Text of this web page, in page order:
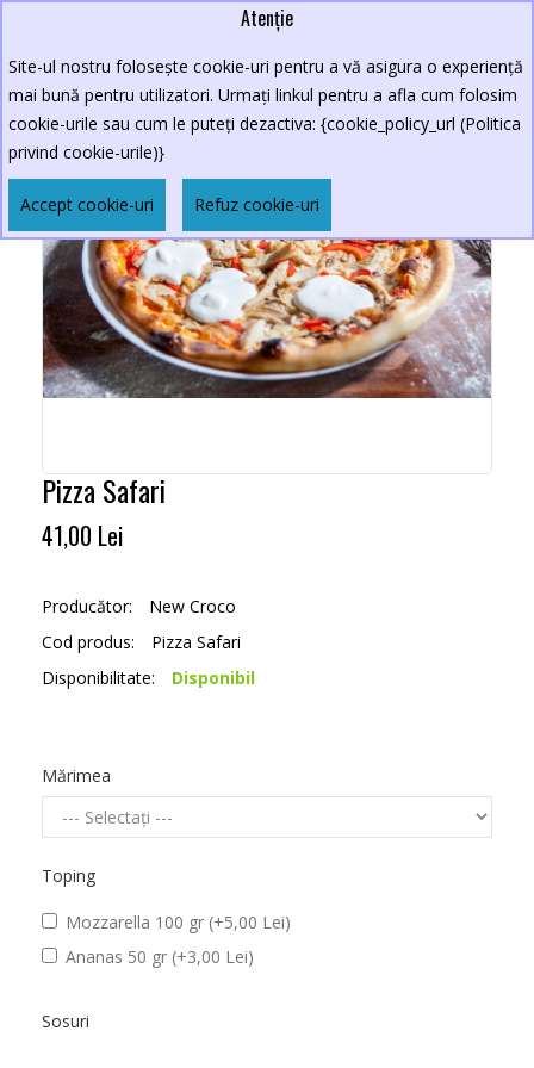
Atenție
Site-ul nostru folosește cookie-uri pentru a vă asigura o experiență
mai bună pentru utilizatori. Urmați linkul pentru a afla cum folosim
cookie-urile sau cum le puteți dezactiva: {cookie_policy_url (Politica
privind cookie-urile)}
Accept cookie-uri Refuz cookie-uri
Pizza Safari
41,00 Lei
Producător:
New Croco
Cod produs:
Pizza Safari
Disponibilitate:
Disponibil
Mărimea
Toping
Mozzarella 100 gr (+5,00 Lei)
Ananas 50 gr (+3,00 Lei)
Sosuri